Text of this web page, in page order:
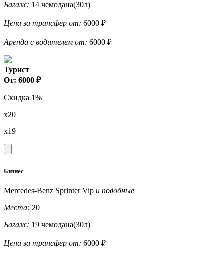
Багаж: 14 чемодана(30л)
Цена за трансфер от: 6000 ₽
Аренда с водителем от: 6000 ₽
Турист
От: 6000 ₽
Скидка 1%
x20
x19
Бизнес
Mercedes-Benz Sprinter Vip и подобные
Места: 20
Багаж: 19 чемодана(30л)
Цена за трансфер от: 6000 ₽